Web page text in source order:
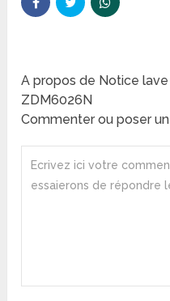
A propos de Notice
ZDM6026N
Commenter ou poser